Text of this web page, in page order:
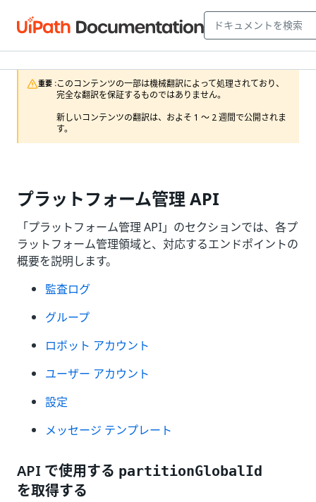
重要 :このコンテンツの一部は機械翻訳によって処理されており、
完全な翻訳を保証するものではありません。
新しいコンテンツの翻訳は、およそ 1 ～ 2 週間で公開されま
す。
プラットフォーム管理 API
「プラットフォーム管理 API」のセクションでは、各プ
ラットフォーム管理領域と、対応するエンドポイントの
概要を説明します。
監査ログ
グループ
ロボット アカウント
ユーザー アカウント
設定
メッセージ テンプレート
API で使用する partitionGlobalId
を取得する